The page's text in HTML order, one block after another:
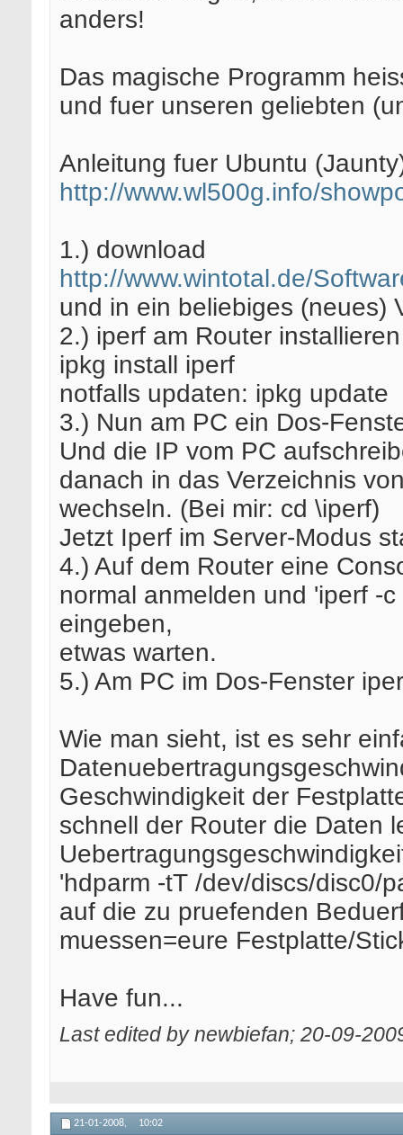
anders!
Das magische Programm
und fuer unseren geliebten
Anleitung fuer Ubuntu
http://www.wl500g.info/
1.) download
http://www.wintotal.de/
und in ein beliebiges (neues)
2.) iperf am Router
ipkg install iperf
notfalls updaten: ipkg update
3.) Nun am PC ein Dos-
Und die IP vom PC
danach in das Verzeichnis
wechseln. (Bei mir: cd \iperf)
Jetzt Iperf im Server-Modus
4.) Auf dem Router eine
normal anmelden und 'iperf -
eingeben,
etwas warten.
5.) Am PC im Dos-Fenster
Wie man sieht, ist es sehr
Geschwindigkeit der
schnell der Router die Daten
'hdparm -tT /dev/discs/disc0/
auf die zu pruefenden
muessen=eure Festplatte/
Have fun...
Last edited by newbiefan; 20-09-
21-01-2008, 10:02